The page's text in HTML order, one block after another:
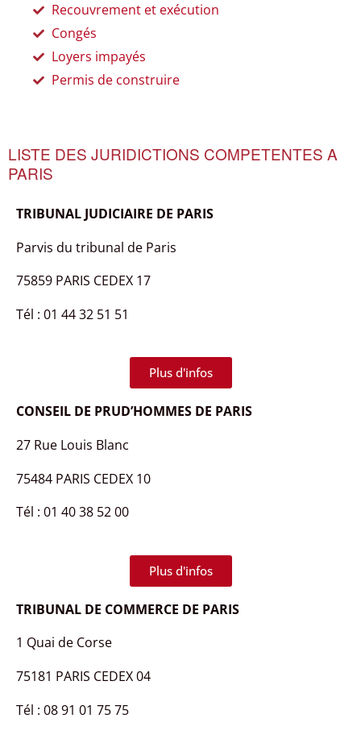
Recouvrement et exécution
Congés
Loyers impayés
Permis de construire
LISTE DES JURIDICTIONS COMPETENTES A
PARIS
TRIBUNAL JUDICIAIRE DE PARIS
Parvis du tribunal de Paris
75859 PARIS CEDEX 17
Tél : 01 44 32 51 51
Plus d'infos
CONSEIL DE PRUD’HOMMES DE PARIS
27 Rue Louis Blanc
75484 PARIS CEDEX 10
Tél : 01 40 38 52 00
Plus d'infos
TRIBUNAL DE COMMERCE DE PARIS
1 Quai de Corse
75181 PARIS CEDEX 04
Tél : 08 91 01 75 75